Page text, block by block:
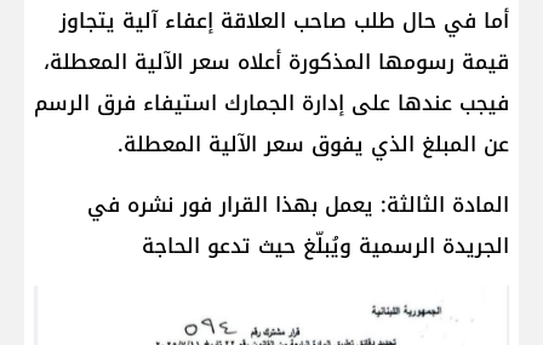
أما في حال طلب صاحب العلاقة إعفاء آلية يتجاوز
قيمة رسومها المذكورة أعلاه سعر الآلية المعطلة،
فيجب عندها على إدارة الجمارك استيفاء فرق الرسم
عن المبلغ الذي يفوق سعر الآلية المعطلة.
المادة الثالثة: يعمل بهذا القرار فور نشره في
الجريدة الرسمية ويُبلّغ حيث تدعو الحاجة